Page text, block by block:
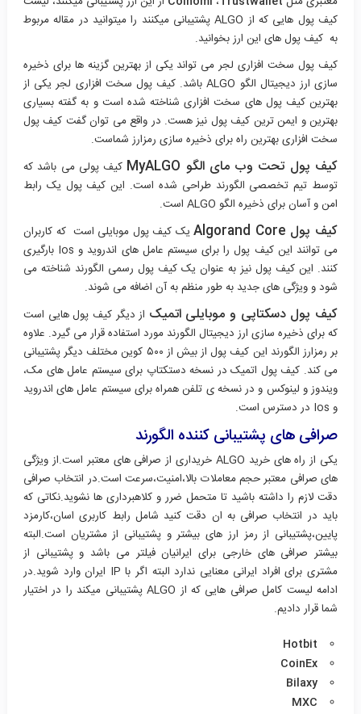
کیف پول هایی که از ALGO پشتیبانی میکنند را میتوانید در مقاله مربوط
به کیف پول های این ارز بخوانید.
کیف پول سخت افزاری لجر می تواند یکی از بهترین گزینه ها برای ذخیره
سازی ارز دیجیتال الگو ALGO باشد. کیف پول سخت افزاری لجر یکی از
بهترین کیف پول های سخت افزاری شناخته شده است و به گفته بسیاری
بهترین و ایمن ترین کیف پول نیز هست. در واقع می توان گفت کیف پول
سخت افزاری بهترین راه برای ذخیره سازی رمزارز شماست.
کیف پول تحت وب مای الگو MyALGO
کیف پولی می باشد که
توسط تیم تخصصی الگورند طراحی شده است. این کیف پول یک رابط
امن و آسان برای ذخیره الگو ALGO است.
کیف پول Algorand Core
یک کیف پول موبایلی است که کاربران
می توانند این کیف پول را برای سیستم عامل های اندروید و Ios بارگیری
کنند. این کیف پول نیز به عنوان یک کیف پول رسمی الگورند شناخته می
شود و ویژگی های جدید به طور منظم به آن اضافه می شوند.
کیف پول دسکتاپی و موبایلی اتمیک از دیگر کیف پول هایی است
که برای ذخیره سازی ارز دیجیتال الگورند مورد استفاده قرار می گیرد. علاوه
بر رمزارز الگورند این کیف پول از بیش از ۵۰۰ کوین مختلف دیگر پشتیبانی
می کند. کیف پول اتمیک در نسخه دستکتاپ برای سیستم عامل های مک،
ویندوز و لینوکس و در نسخه ی تلفن همراه برای سیستم عامل های اندروید
و Ios در دسترس است.
صرافی های پشتیبانی کننده الگورند
یکی از راه های خرید ALGO خریداری از صرافی های معتبر است.از ویژگی
های صرافی معتبر حجم معاملات بالا،امنیت،سرعت است.در انتخاب صرافی
دقت لازم را داشته باشید تا متحمل ضرر و کلاهبرداری ها نشوید.نکاتی که
باید در انتخاب صرافی به ان دقت کنید شامل رابط کاربری اسان،کارمزد
پایین،پشتیبانی از رمز ارز های بیشتر و پشتیبانی از مشتریان است.البته
بیشتر صرافی های خارجی برای ایرانیان فیلتر می باشد و پشتیبانی از
مشتری برای افراد ایرانی معنایی ندارد البته اگر با IP ایران وارد شوید.در
ادامه لیست کامل صرافی هایی که از ALGO پشتیبانی میکند را در اختیار
شما قرار دادیم.
Hotbit
CoinEx
Bilaxy
MXC